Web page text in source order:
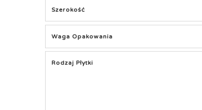
Szerokość
Waga Opakowania
Rodzaj Płytki